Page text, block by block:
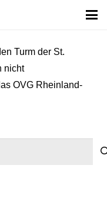
Turm der St.
nicht
OVG Rheinland-